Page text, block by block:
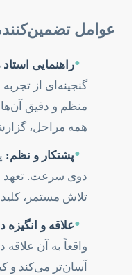
عوامل
•راهنمایی
گنجینه‌ای از
منظم و دقیق آن‌ها
همه مراحل،
•پشتکار و نظم:
دوی سرعت. تعهد
تلاش مستمر،
•علاقه و انگیزه
واقعاً به آن
آسان‌تر می‌کند و